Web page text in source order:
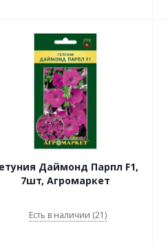
Даймонд Парпл F1,
7шт, Агромаркет
Есть в наличии (21)